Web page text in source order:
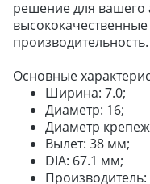
ДЛЯ
ШИНЫ
ДИСКИ
решение для вашего
производительность.
Основные
Ширина: 7.0;
Диаметр: 16;
Диаметр
Вылет: 38 мм;
DIA: 67.1 мм;